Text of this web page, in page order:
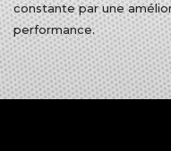
constante par une
performance.